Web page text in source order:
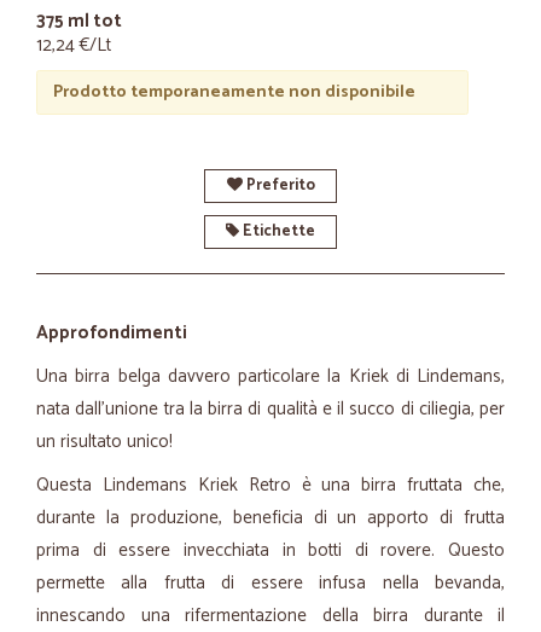
375 ml tot
12,24 €/Lt
Prodotto temporaneamente non disponibile
Preferito
Etichette
Approfondimenti
Una birra belga davvero particolare la Kriek di Lindemans,
nata dall'unione tra la birra di qualità e il succo di ciliegia, per
un risultato unico!
Questa Lindemans Kriek Retro è una birra fruttata che,
durante la produzione, beneficia di un apporto di frutta
prima di essere invecchiata in botti di rovere. Questo
permette alla frutta di essere infusa nella bevanda,
innescando una rifermentazione della birra durante il